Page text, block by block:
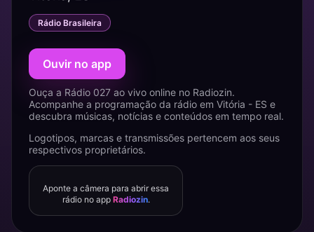
Rádio Brasileira
Ouvir no app
Ouça a Rádio 027 ao vivo online no Radiozin.
Acompanhe a programação da rádio em Vitória - ES e
descubra músicas, notícias e conteúdos em tempo real.
Logotipos, marcas e transmissões pertencem aos seus
respectivos proprietários.
Aponte a câmera para abrir essa
rádio no app Radiozin.